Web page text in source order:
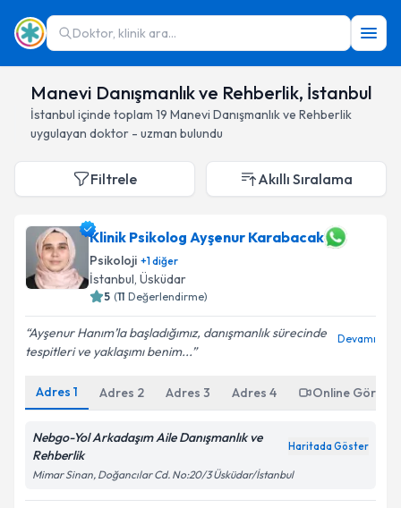
Doktor, klinik ara...
Manevi Danışmanlık ve Rehberlik, İstanbul
İstanbul içinde toplam 19 Manevi Danışmanlık ve Rehberlik
uygulayan doktor - uzman bulundu
Filtrele Akıllı Sıralama
Klinik Psikolog Ayşenur Karabacak
Psikoloji +1diğer
İstanbul, Üsküdar
5 (11 Değerlendirme)
Ayşenur Hanım’la başladığımız, danışmanlık sürecinde
tespitleri ve yaklaşımı benim...
Devamı
Adres 1 Adres 2 Adres 3 Adres 4 Online
Nebgo-Yol Arkadaşım Aile Danışmanlık ve
Rehberlik
Haritada Göster
Mimar Sinan, Doğancılar Cd. No:20/3 Üsküdar/İstanbul